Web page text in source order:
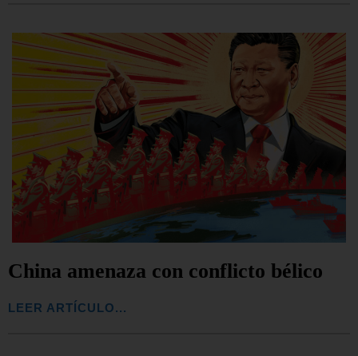
China amenaza con conflicto bélico
LEER ARTÍCULO...